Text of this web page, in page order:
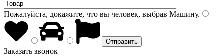
Пожалуйста, докажите, что вы человек, выбрав Машину.
Заказать звонок